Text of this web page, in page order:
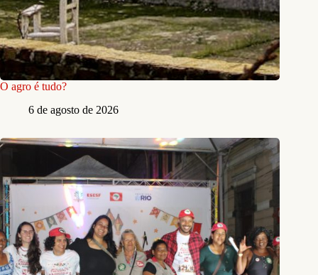
O agro é tudo?
6 de agosto de 2026